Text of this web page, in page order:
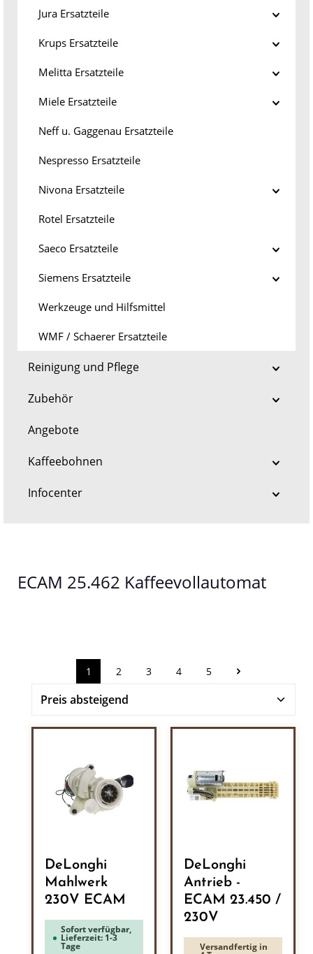
Jura Ersatzteile
Krups Ersatzteile
Melitta Ersatzteile
Miele Ersatzteile
Neff u. Gaggenau Ersatzteile
Nespresso Ersatzteile
Nivona Ersatzteile
Rotel Ersatzteile
Saeco Ersatzteile
Siemens Ersatzteile
Werkzeuge und Hilfsmittel
WMF / Schaerer Ersatzteile
Reinigung und Pflege
Zubehör
Angebote
Kaffeebohnen
Infocenter
ECAM 25.462 Kaffeevollautomat
Seite
1 Seite
2 Seite
3 Seite
4 Seite
5
DeLonghi
Mahlwerk
230V ECAM
Sofort verfügbar,
Lieferzeit: 1-3
Tage
DeLonghi
Antrieb -
ECAM 23.450 /
230V
Versandfertig in